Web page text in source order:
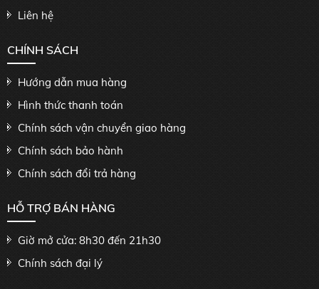
Liên hệ
CHÍNH SÁCH
Hướng dẫn mua hàng
Hình thức thanh toán
Chính sách vận chuyển giao hàng
Chính sách bảo hành
Chính sách đổi trả hàng
HỖ TRỢ BÁN HÀNG
Giờ mở cửa: 8h30 đến 21h30
Chính sách đại lý